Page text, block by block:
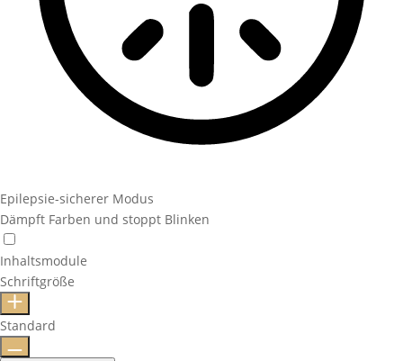
Epilepsie-sicherer Modus
Dämpft Farben und stoppt Blinken
Inhaltsmodule
Schriftgröße
Standard